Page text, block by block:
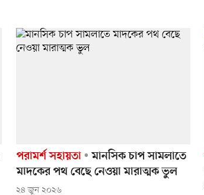
পরামর্শ সহায়তা
মানসিক চাপ সামলাতে
মাদকের পথ বেছে নেওয়া মারাত্মক ভুল
২৪ জুন ২০২৬